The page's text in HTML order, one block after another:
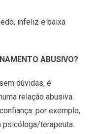
infeliz e baixa
ABUSIVO?
dúvidas, é
relação abusiva.
por exemplo,
psicóloga/terapeuta.